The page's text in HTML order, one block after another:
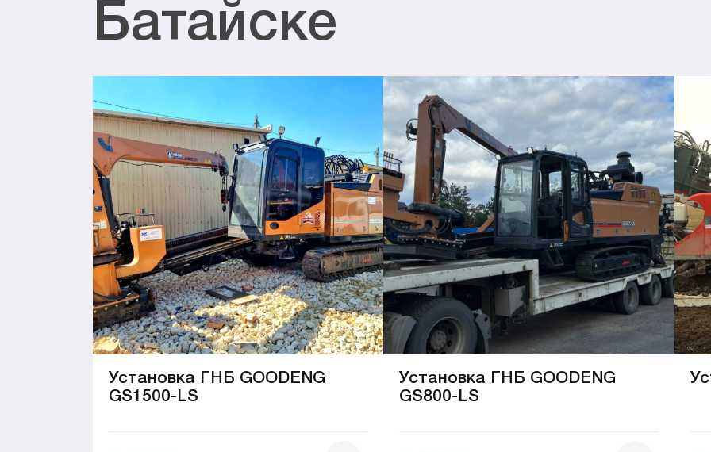
Батайске
Установка ГНБ GOODENG
GS1500-LS
Установка ГНБ GOODENG
GS800-LS